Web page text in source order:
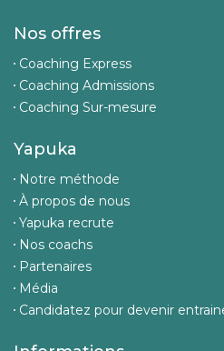
Nos offres
Coaching Express
Coaching Admissions
Coaching Sur-mesure
Yapuka
Notre méthode
À propos de nous
Yapuka recrute
Nos coachs
Partenaires
Média
Candidatez pour devenir